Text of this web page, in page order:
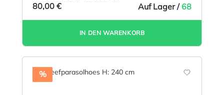
80,00 € Auf Lager / 68
IN DEN WARENKORB
%